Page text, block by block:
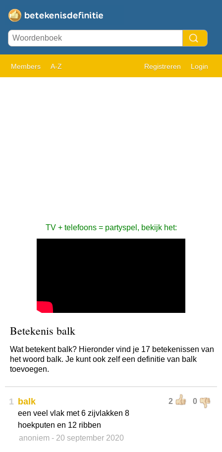
Members A-Z Registreren Login
TV + telefoons = partyspel, bekijk het:
Betekenis balk
Wat betekent balk? Hieronder vind je 17 betekenissen van
het woord balk. Je kunt ook zelf een definitie van balk
toevoegen.
1 2 0
balk
een veel vlak met 6 zijvlakken 8
hoekputen en 12 ribben
anoniem - 20 september 2020